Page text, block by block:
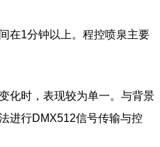
在1分钟以上。程控喷泉主要
化时，表现较为单一。与背景
进行DMX512信号传输与控